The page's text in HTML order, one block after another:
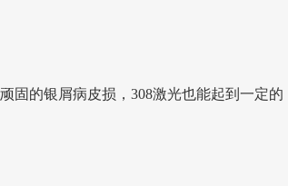
固的银屑病皮损，308激光也能起到一定的